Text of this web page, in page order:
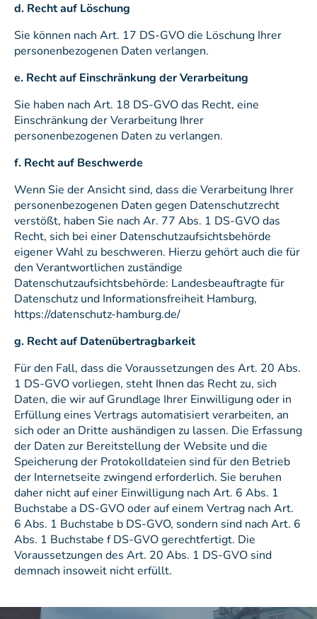
d. Recht auf Löschung
Sie können nach Art. 17 DS-GVO die Löschung Ihrer
personenbezogenen Daten verlangen.
e. Recht auf Einschränkung der Verarbeitung
Sie haben nach Art. 18 DS-GVO das Recht, eine
Einschränkung der Verarbeitung Ihrer
personenbezogenen Daten zu verlangen.
f. Recht auf Beschwerde
Wenn Sie der Ansicht sind, dass die Verarbeitung Ihrer
personenbezogenen Daten gegen Datenschutzrecht
verstößt, haben Sie nach Ar. 77 Abs. 1 DS-GVO das
Recht, sich bei einer Datenschutzaufsichtsbehörde
eigener Wahl zu beschweren. Hierzu gehört auch die für
den Verantwortlichen zuständige
Datenschutzaufsichtsbehörde: Landesbeauftragte für
Datenschutz und Informationsfreiheit Hamburg,
https://datenschutz-hamburg.de/
g. Recht auf Datenübertragbarkeit
Für den Fall, dass die Voraussetzungen des Art. 20 Abs.
1 DS-GVO vorliegen, steht Ihnen das Recht zu, sich
Daten, die wir auf Grundlage Ihrer Einwilligung oder in
Erfüllung eines Vertrags automatisiert verarbeiten, an
sich oder an Dritte aushändigen zu lassen. Die Erfassung
der Daten zur Bereitstellung der Website und die
Speicherung der Protokolldateien sind für den Betrieb
der Internetseite zwingend erforderlich. Sie beruhen
daher nicht auf einer Einwilligung nach Art. 6 Abs. 1
Buchstabe a DS-GVO oder auf einem Vertrag nach Art.
6 Abs. 1 Buchstabe b DS-GVO, sondern sind nach Art. 6
Abs. 1 Buchstabe f DS-GVO gerechtfertigt. Die
Voraussetzungen des Art. 20 Abs. 1 DS-GVO sind
demnach insoweit nicht erfüllt.